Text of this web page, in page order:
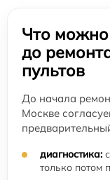
Что можно
до
пультов
До начала
Москве
диагностика:
только потом